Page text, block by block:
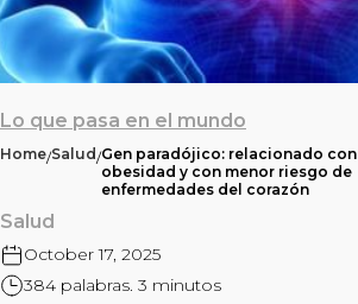
Lo que pasa en el mundo
Home/Salud/Gen paradójico: relacionado con
obesidad y con menor riesgo de
enfermedades del corazón
Salud
October 17, 2025
384 palabras. 3 minutos